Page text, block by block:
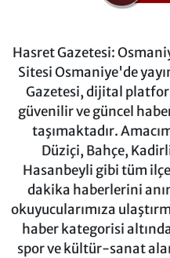
Hasret Gazetesi:
Sitesi Osmaniye'de
Gazetesi, dijital
güvenilir ve güncel
taşımaktadır.
Düziçi, Bahçe,
Hasanbeyli gibi tüm
dakika haberlerini
okuyucularımıza
haber kategorisi
spor ve kültür-sanat